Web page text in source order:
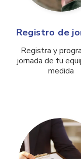
Registro de
Registra y
jornada de tu
medida